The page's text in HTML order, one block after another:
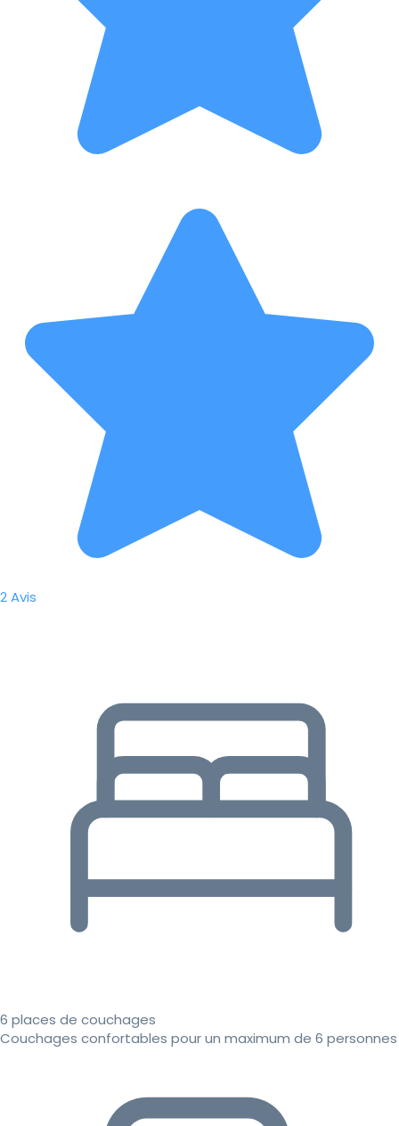
2 Avis
6 places de couchages
Couchages confortables pour un maximum de 6 personnes